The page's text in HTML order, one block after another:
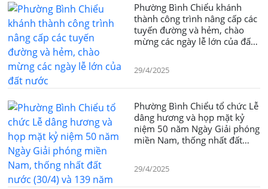
Phường Bình Chiểu khánh
thành công trình nâng cấp các
tuyến đường và hẻm, chào
mừng các ngày lễ lớn của đất
29/4/2025
Phường Bình Chiểu tổ chức Lễ
dâng hương và họp mặt kỷ
niệm 50 năm Ngày Giải phóng
miền Nam, thống nhất đất
29/4/2025